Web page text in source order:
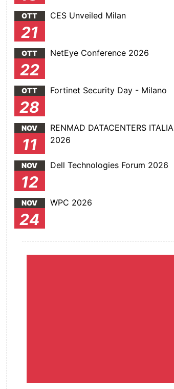
OTT
21
CES Unveiled Milan
OTT
22
NetEye Conference 2026
OTT
28
Fortinet Security Day - Milano
NOV
11
RENMAD DATACENTERS ITALIA
2026
NOV
12
Dell Technologies Forum 2026
NOV
24
WPC 2026